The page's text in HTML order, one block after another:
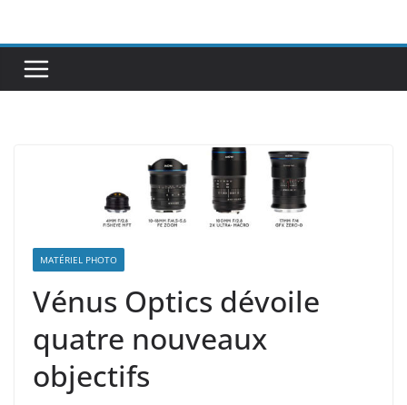
contenu
MATÉRIEL PHOTO
Vénus Optics dévoile
quatre nouveaux
objectifs